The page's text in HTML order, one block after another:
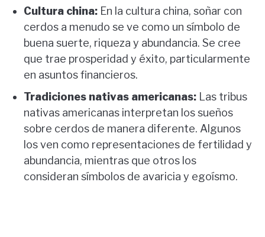
Cultura china: En la cultura china, soñar con
cerdos a menudo se ve como un símbolo de
buena suerte, riqueza y abundancia. Se cree
que trae prosperidad y éxito, particularmente
en asuntos financieros.
Tradiciones nativas americanas: Las tribus
nativas americanas interpretan los sueños
sobre cerdos de manera diferente. Algunos
los ven como representaciones de fertilidad y
abundancia, mientras que otros los
consideran símbolos de avaricia y egoísmo.